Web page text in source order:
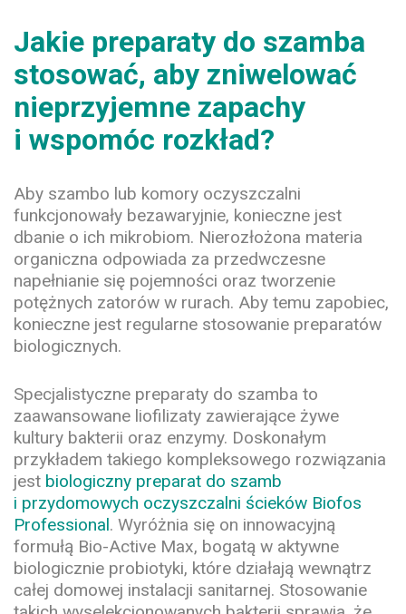
Jakie preparaty do szamba
stosować, aby zniwelować
nieprzyjemne zapachy
i wspomóc rozkład?
Aby szambo lub komory oczyszczalni
funkcjonowały bezawaryjnie, konieczne jest
dbanie o ich mikrobiom. Nierozłożona materia
organiczna odpowiada za przedwczesne
napełnianie się pojemności oraz tworzenie
potężnych zatorów w rurach. Aby temu zapobiec,
konieczne jest regularne stosowanie preparatów
biologicznych.
Specjalistyczne preparaty do szamba to
zaawansowane liofilizaty zawierające żywe
kultury bakterii oraz enzymy. Doskonałym
przykładem takiego kompleksowego rozwiązania
jest biologiczny preparat do szamb
i przydomowych oczyszczalni ścieków Biofos
Professional. Wyróżnia się on innowacyjną
formułą Bio-Active Max, bogatą w aktywne
biologicznie probiotyki, które działają wewnątrz
całej domowej instalacji sanitarnej. Stosowanie